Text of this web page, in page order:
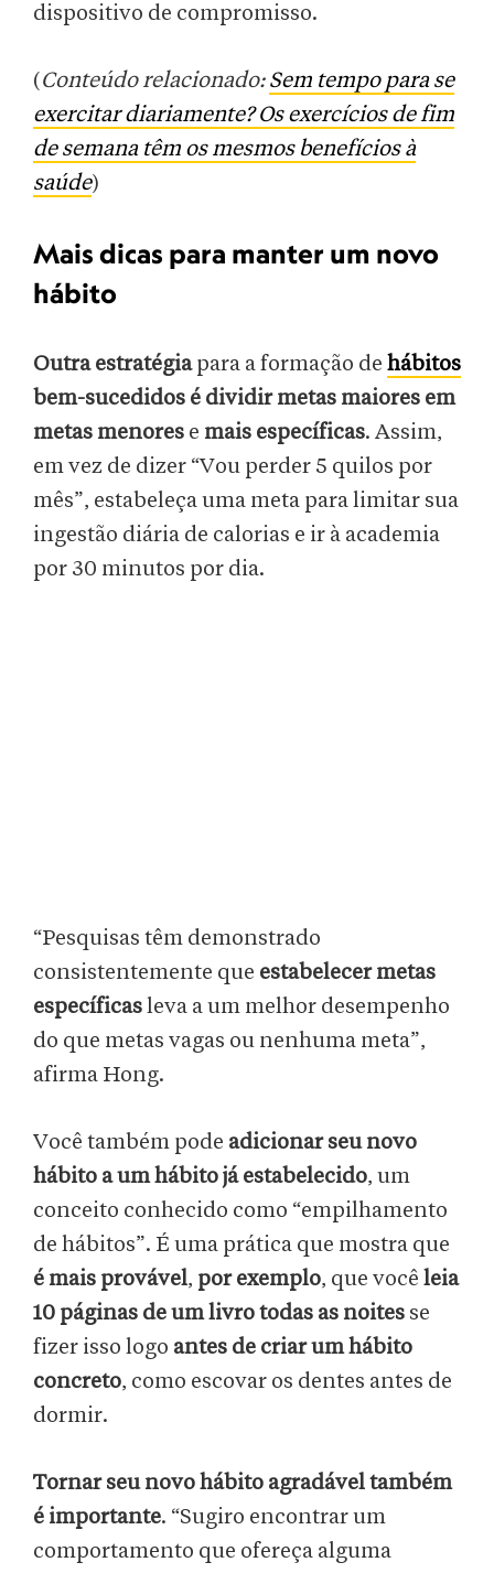
dispositivo de compromisso.
(Conteúdo relacionado:Sem tempo para se
exercitar diariamente? Os exercícios de fim
de semana têm os mesmos benefícios à
saúde)
Mais dicas para manter um novo
hábito
Outra estratégiapara a formação de hábitos
bem-sucedidos é dividir metas maiores em
metas menores e mais específicas. Assim,
em vez de dizer “Vou perder 5 quilos por
mês”, estabeleça uma meta para limitar sua
ingestão diária de calorias e ir à academia
por 30 minutos por dia.
“Pesquisas têm demonstrado
consistentemente que estabelecer metas
específicasleva a um melhor desempenho
do que metas vagas ou nenhuma meta”,
afirma Hong.
Você também pode adicionar seu novo
hábito a um hábito já estabelecido, um
conceito conhecido como “empilhamento
de hábitos”. É uma prática que mostra que
é mais provável, por exemplo, que você leia
10 páginas de um livro todas as noites se
fizer isso logo antes de criar um hábito
concreto, como escovar os dentes antes de
dormir.
Tornar seu novo hábito agradável também
é importante. “Sugiro encontrar um
comportamento que ofereça alguma